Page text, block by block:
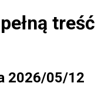
pełną treść
2026/05/12